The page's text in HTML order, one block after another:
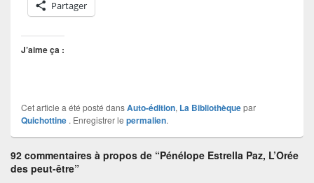
Partager
J’aime ça :
Cet article a été posté dansAuto-édition, La Bibliothèquepar
Quichottine . Enregistrer le permalien.
92 commentaires à propos de “Pénélope Estrella Paz, L’Orée
des peut-être”